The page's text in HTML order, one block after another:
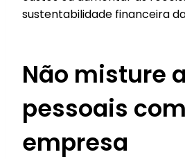
sustentabilidade financeira
Não misture
pessoais
empresa